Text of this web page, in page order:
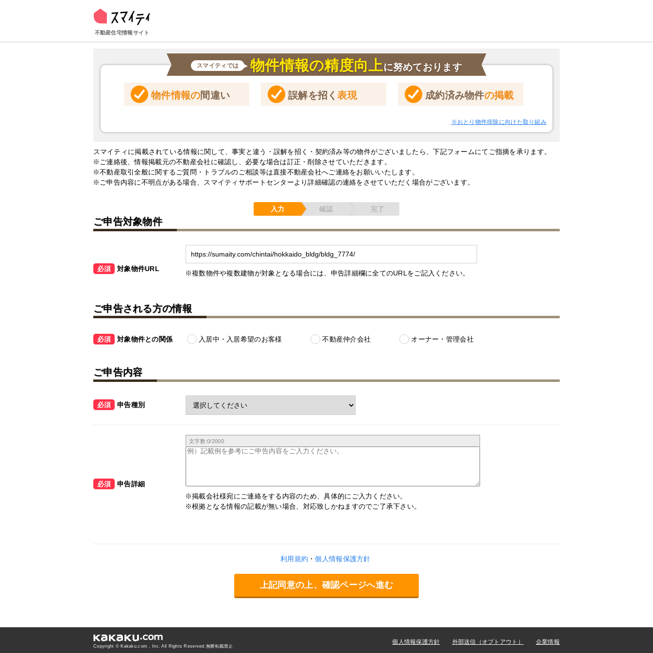
不動産住宅情報サイト
スマイティでは 物件情報の精度向上に努めております
物件情報の間違い 誤解を招く表現 成約済み物件の掲載
※おとり物件排除に向けた取り組み
スマイティに掲載されている情報に関して、事実と違う・誤解を招く・契約済み等の物件がございましたら、下記フォームにてご指摘を承ります。
ご連絡後、情報掲載元の不動産会社に確認し、必要な場合は訂正・削除させていただきます。
不動産取引全般に関するご質問・トラブルのご相談等は直接不動産会社へご連絡をお願いいたします。
ご申告内容に不明点がある場合、スマイティサポートセンターより詳細確認の連絡をさせていただく場合がございます。
入力 確認 完了
ご申告対象物件
必須 対象物件URL
複数物件や複数建物が対象となる場合には、申告詳細欄に全てのURLをご記入ください。
ご申告される方の情報
必須 対象物件との関係 入居中・入居希望のお客様 不動産仲介会社 オーナー・管理会社
ご申告内容
必須 申告種別
必須 申告詳細
文字数:0/2000
掲載会社様宛にご連絡をする内容のため、具体的にご入力ください。
根拠となる情報の記載が無い場合、対応致しかねますのでご了承下さい。
利用規約 個人情報保護方針
上記同意の上、確認ページへ進む
Copyright © Kakaku.com , Inc. All Rights Reserved.無断転載禁止
個人情報保護方針 外部送信（オプトアウト） 企業情報